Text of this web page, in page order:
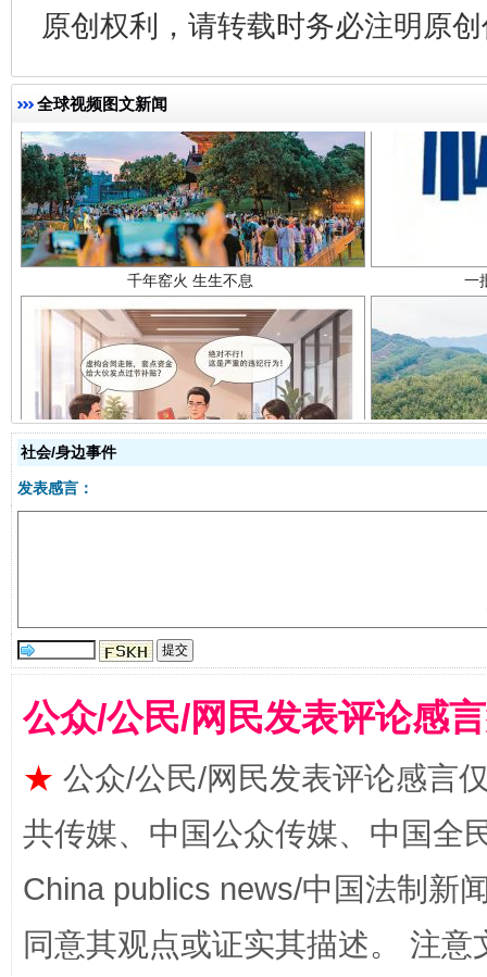
原创权利，请转载时务必注明原
全球视频图文新闻
千年窑火 生生不息
揭开“小金库”的免责幌子
受贿1.44亿！段成刚被判无期 从幼
社会/身边事件
发表感言：
公众/公民/网民发表评论感
★ 公众/公民/网民发表评论感言
共传媒、中国公众传媒、中国全
China publics news/中国法制新
同意其观点或证实其描述。 注